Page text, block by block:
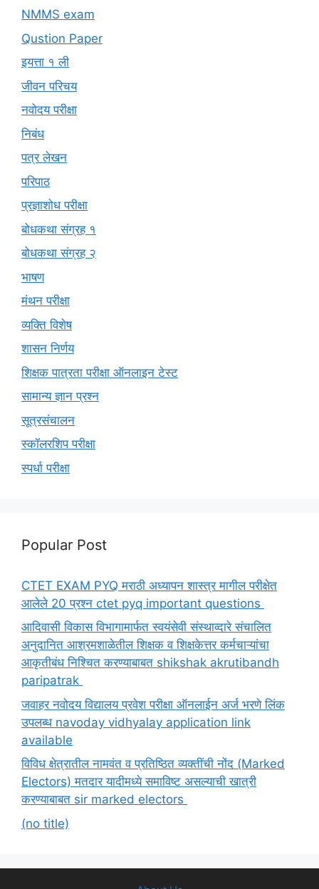
NMMS exam
Qustion Paper
इयत्ता १ ली
जीवन परिचय
नवोदय परीक्षा
निबंध
पत्र लेखन
परिपाठ
प्रज्ञाशोध परीक्षा
बोधकथा संग्रह १
बोधकथा संग्रह २
भाषण
मंथन परीक्षा
व्यक्ति विशेष
शासन निर्णय
शिक्षक पात्रता परीक्षा ऑनलाइन टेस्ट
सामान्य ज्ञान प्रश्न
सूत्रसंचालन
स्कॉलरशिप परीक्षा
स्पर्धा परीक्षा
Popular Post
CTET EXAM PYQ मराठी अध्यापन शास्त्र मागील परीक्षेत
आलेले 20 प्रश्न ctet pyq important questions
आदिवासी विकास विभागामार्फत स्वयंसेवी संस्थाव्दारे संचालित
अनुदानित आश्रमशाळेतील शिक्षक व शिक्षकेत्तर कर्मचाऱ्यांचा
आकृतीबंध निश्चित करण्याबाबत shikshak akrutibandh
paripatrak
जवाहर नवोदय विद्यालय प्रवेश परीक्षा ऑनलाईन अर्ज भरणे लिंक
उपलब्ध navoday vidhyalay application link
available
विविध क्षेत्रातील नामवंत व प्रतिष्ठित व्यक्तींची नोंद (Marked
Electors) मतदार यादीमध्ये समाविष्ट असल्याची खात्री
करण्याबाबत sir marked electors
(no title)